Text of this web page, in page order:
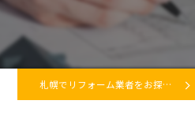
札幌でリフォーム業者をお探しなら株式会社ナオキ工務店